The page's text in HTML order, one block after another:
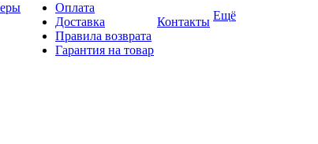
Оплата
Доставка
Правила возврата
Гарантия на товар
Контакты Ещё